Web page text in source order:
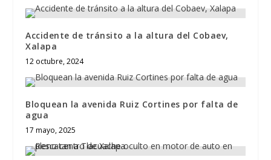
Accidente de tránsito a la altura del Cobaev,
Xalapa
12 octubre, 2024
Bloquean la avenida Ruiz Cortines por falta de
agua
17 mayo, 2025